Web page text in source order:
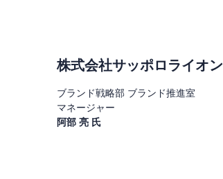
株式会社サッポロライオン
ブランド戦略部 ブランド推進室
マネージャー
阿部 亮 氏